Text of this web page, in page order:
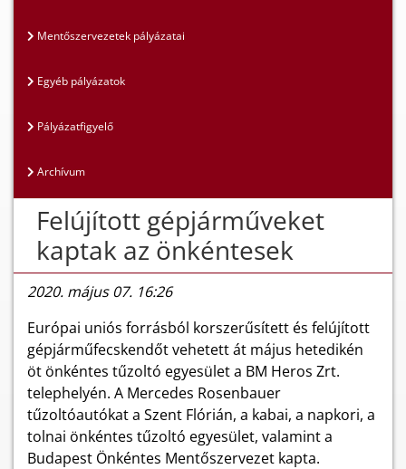
Mentőszervezetek pályázatai
Egyéb pályázatok
Pályázatfigyelő
Archívum
Felújított gépjárműveket
kaptak az önkéntesek
2020. május 07. 16:26
Európai uniós forrásból korszerűsített és felújított
gépjárműfecskendőt vehetett át május hetedikén
öt önkéntes tűzoltó egyesület a BM Heros Zrt.
telephelyén. A Mercedes Rosenbauer
tűzoltóautókat a Szent Flórián, a kabai, a napkori, a
tolnai önkéntes tűzoltó egyesület, valamint a
Budapest Önkéntes Mentőszervezet kapta.